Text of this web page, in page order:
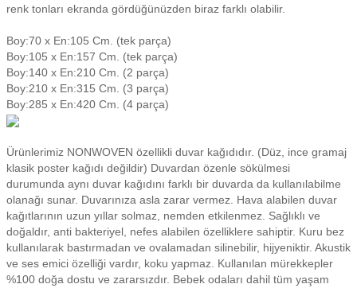
renk tonları ekranda gördüğünüzden biraz farklı olabilir.
Boy:70 x En:105 Cm. (tek parça)
Boy:105 x En:157 Cm. (tek parça)
Boy:140 x En:210 Cm. (2 parça)
Boy:210 x En:315 Cm. (3 parça)
Boy:285 x En:420 Cm. (4 parça)
Ürünlerimiz NONWOVEN özellikli duvar kağıdıdır. (Düz, ince gramaj
klasik poster kağıdı değildir) Duvardan özenle sökülmesi
durumunda aynı duvar kağıdını farklı bir duvarda da kullanılabilme
olanağı sunar. Duvarınıza asla zarar vermez. Hava alabilen duvar
kağıtlarının uzun yıllar solmaz, nemden etkilenmez. Sağlıklı ve
doğaldır, anti bakteriyel, nefes alabilen özelliklere sahiptir. Kuru bez
kullanılarak bastırmadan ve ovalamadan silinebilir, hijyeniktir. Akustik
ve ses emici özelliği vardır, koku yapmaz. Kullanılan mürekkepler
%100 doğa dostu ve zararsızdır. Bebek odaları dahil tüm yaşam